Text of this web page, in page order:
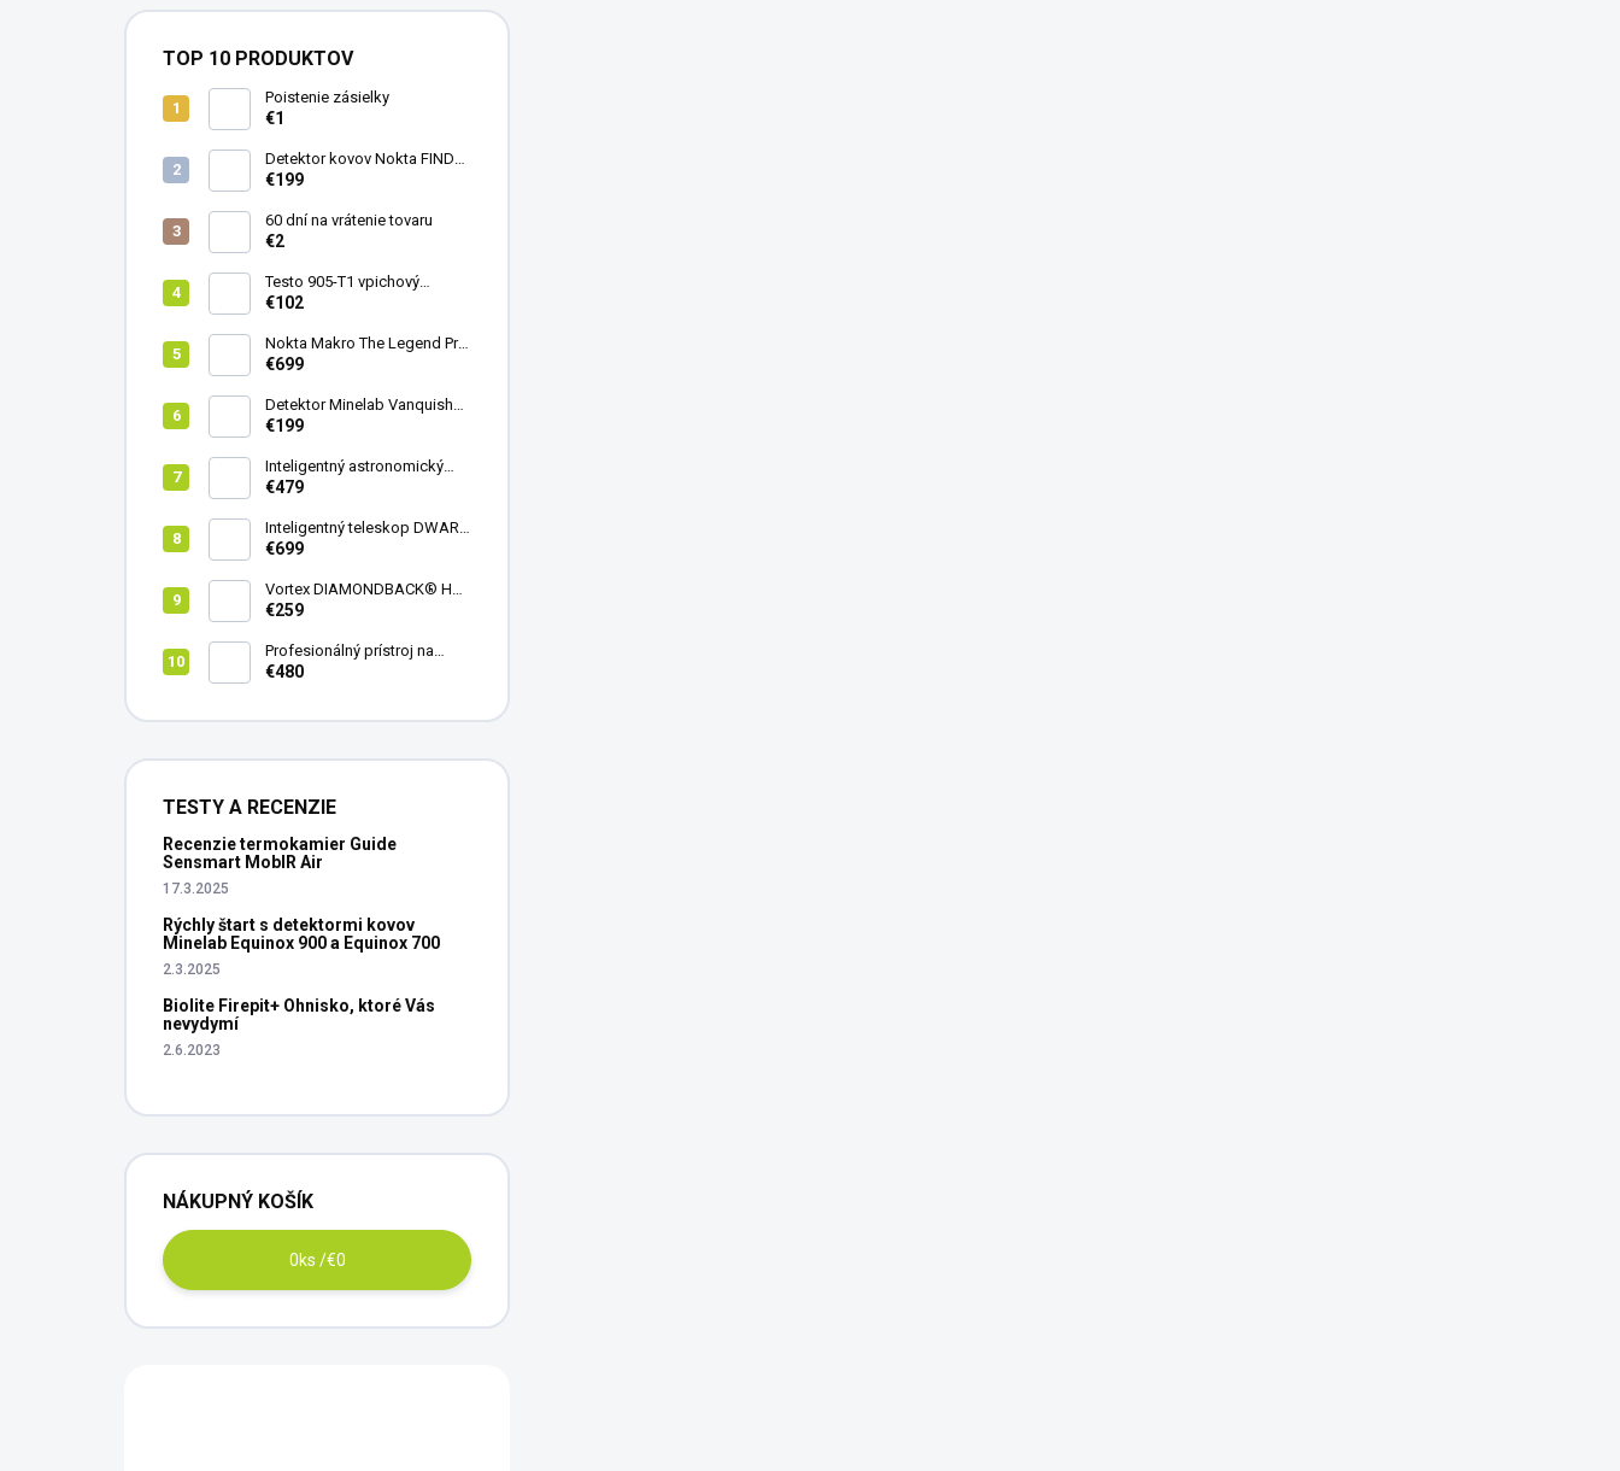
TOP 10 PRODUKTOV
Poistenie zásielky
€1
Detektor kovov Nokta FINDX
Pro
€199
60 dní na vrátenie tovaru
€2
Testo 905-T1 vpichový
teplomer
€102
Nokta Makro The Legend Pro
Pack - model 2024
€699
Detektor Minelab Vanquish
340
€199
Inteligentný astronomický
teleskop DwarfLab Dwarf
€479
Inteligentný teleskop DWARF
III + originálny statív DWARF 3
€699
Vortex DIAMONDBACK® HD
8X42
€259
Profesionálný prístroj na
vedenie vŕtania Laserliner
€480
TESTY A RECENZIE
Recenzie termokamier Guide
Sensmart MobIR Air
17.3.2025
Rýchly štart s detektormi kovov
Minelab Equinox 900 a Equinox 700
2.3.2025
Biolite Firepit+ Ohnisko, ktoré Vás
nevydymí
2.6.2023
NÁKUPNÝ KOŠÍK
0ks /€0